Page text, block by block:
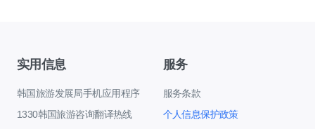
实用信息
韩国旅游发展局手机应用程序
1330韩国旅游咨询翻译热线
服务
服务条款
个人信息保护政策